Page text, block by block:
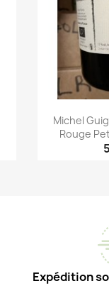
Michel
Rouge
Expédition